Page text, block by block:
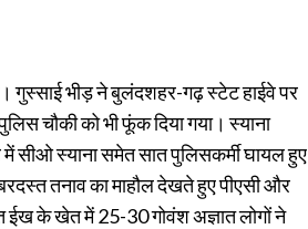
गुस्साई भीड़ ने बुलंदशहर-गढ़ स्टेट हाईवे पर
चौकी को भी फूंक दिया गया। स्याना
सीओ स्याना समेत सात पुलिसकर्मी घायल हुए
तनाव का माहौल देखते हुए पीएसी और
ईख के खेत में 25-30 गोवंश अज्ञात लोगों ने